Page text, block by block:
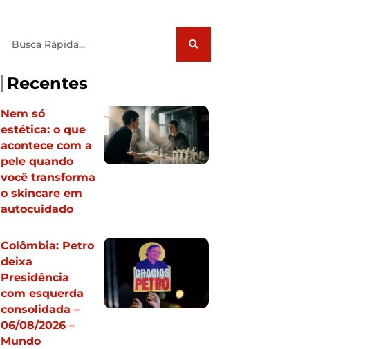
Recentes
Nem só
estética: o que
acontece com a
pele quando
você transforma
o skincare em
autocuidado
Colômbia: Petro
deixa
Presidência
com esquerda
consolidada –
06/08/2026 –
Mundo